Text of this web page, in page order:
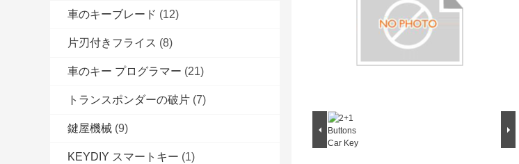
車のキーブレード (12)
片刃付きフライス (8)
車のキー プログラマー (21)
トランスポンダーの破片 (7)
鍵屋機械 (9)
KEYDIY スマートキー (1)